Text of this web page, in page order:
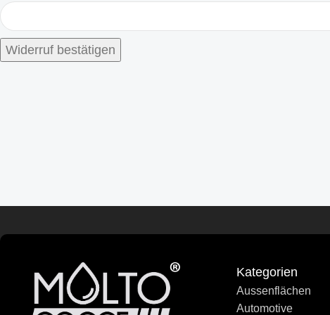
Widerruf bestätigen
Kategorien
Aussenflächen
Automotive